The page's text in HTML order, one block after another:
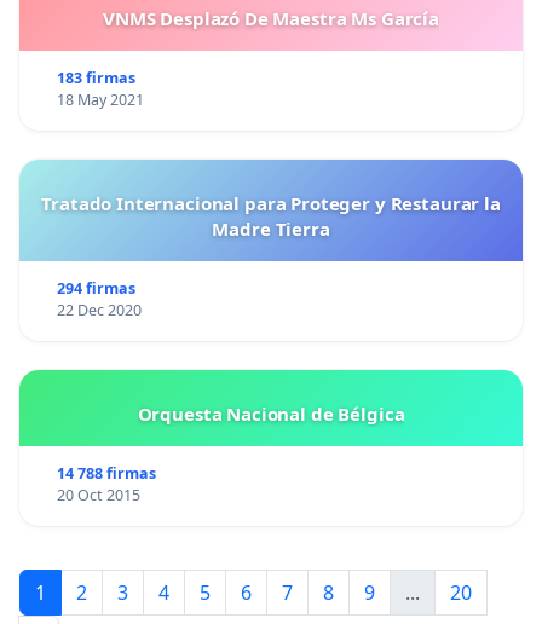
VNMS Desplazó De Maestra Ms García
183 firmas
18 May 2021
Tratado Internacional para Proteger y Restaurar la
Madre Tierra
294 firmas
22 Dec 2020
Orquesta Nacional de Bélgica
14 788 firmas
20 Oct 2015
1 2 3 4 5 6 7 8 9 ...
20